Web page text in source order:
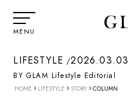
MENU
LIFESTYLE 2026.03.03
BY GLAM Lifestyle Editorial
HOME › LIFESTYLE › STORY › COLUMN